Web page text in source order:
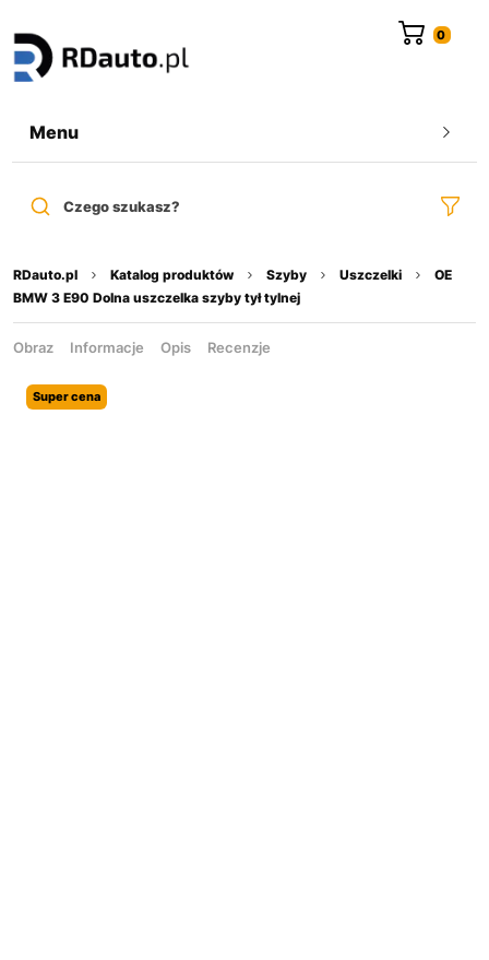
Menu
Czego szukasz?
RDauto.pl Katalog produktów Szyby Uszczelki
OE
BMW 3 E90 Dolna uszczelka szyby tył tylnej
Obraz Informacje Opis Recenzje
Super cena